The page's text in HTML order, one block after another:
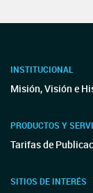
INSTITUCIONAL
Misión, Visión e
PRODUCTOS Y
Tarifas de
SITIOS DE INTERÉS